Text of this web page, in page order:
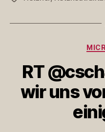
RT
wir uns